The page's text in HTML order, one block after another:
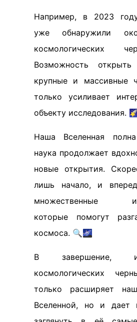
Например, в 2023
уже обнаружили
космологических
Возможность
крупные и массивные
только усиливает
объекту исследования.
Наша Вселенная
наука продолжает
новые открытия.
лишь начало, и
множественные
которые помогут
космоса. 🔍🌌
В завершение,
космологических
только расширяет
Вселенной, но и дает